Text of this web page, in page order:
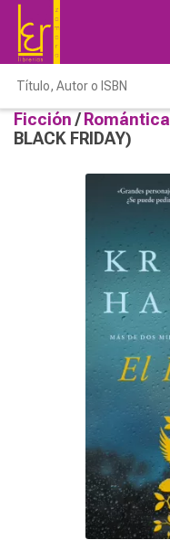
Ficción / Romántica
BLACK FRIDAY)